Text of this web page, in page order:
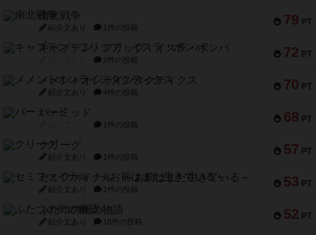
79 PT
南北戦争
紹介文あり 1件の投稿
72 PT
キャプテン・フリップ：イスラ・ボンバ
2件の投稿
70 PT
メメントオンラインタクティクス
紹介文あり 4件の投稿
68 PT
パーミッド
1件の投稿
57 PT
クリーグ
紹介文あり 1件の投稿
53 PT
セミファイナル ～お前はまだ生きている～
紹介文あり 1件の投稿
52 PT
ふたつの街の物語
紹介文あり 18件の投稿